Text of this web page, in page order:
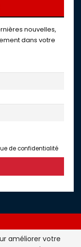
nouvelles,
dans votre
de confidentialité
améliorer votre